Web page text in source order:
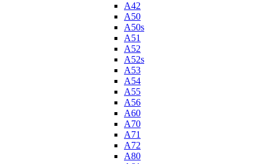
A42
A50
A50s
A51
A52
A52s
A53
A54
A55
A56
A60
A70
A71
A72
A80